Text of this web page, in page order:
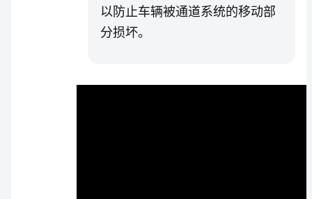
以防止车辆被通道系统的移动部
分损坏。